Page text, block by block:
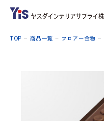
TOP 商品一覧 フロアー金物